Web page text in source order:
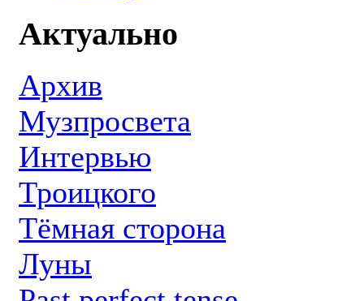
Актуально
Архив
Музпросвета
Интервью
Троицкого
Тёмная сторона
Луны